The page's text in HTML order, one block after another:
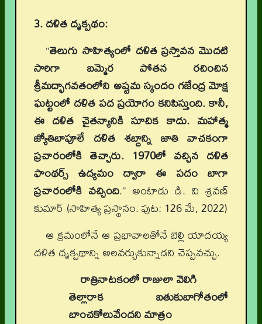
3. దళిత దృక్పథం:
“తెలుగు సాహిత్యంలో దళిత ప్రస్తావన మొదటి
సారిగా బమ్మెర పోతన రచించిన
శ్రీమద్భాగవతంలోని అష్టమ స్కందం గజేంద్ర మోక్ష
ఘట్టంలో దళిత పద ప్రయోగం కనిపిస్తుంది. కానీ,
ఈ దళిత చైతన్యానికి సూచిక కాదు. మహాత్మ
జ్యోతిబాపూలే దళిత శబ్దాన్ని జాతి వాచకంగా
ప్రచారంలోకి తెచ్చారు. 1970లో వచ్చిన దళిత
ఫాంథర్స్ ఉద్యమం ద్వారా ఈ పదం బాగా
ప్రచారంలోకి వచ్చింది.” అంటాడు డి. వి శ్రవణ్
కుమార్ (సాహిత్య ప్రస్థానం. పుట: 126 మే, 2022)
ఆ క్రమంలోనే ఆ ప్రభావాలతోనే బెల్లి యాదయ్య
దళిత దృక్పథాన్ని అలవర్చుకున్నాడని చెప్పవచ్చు.
రాత్రినాటకంలో రాజులా వెలిగి
తెల్లారాక బతుకుబాగోతంలో
బాంచకోలువేందని మాత్రం